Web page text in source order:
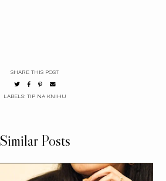
SHARE THIS POST
LABELS: TIP NA KNIHU
Similar Posts